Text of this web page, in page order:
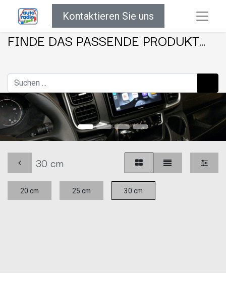
Kontaktieren Sie uns
FINDE DAS PASSENDE PRODUKT...
30 cm
20 cm 25 cm 30 cm